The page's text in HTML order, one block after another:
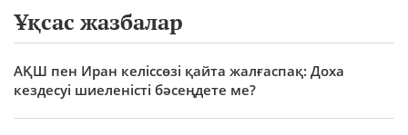
Ұқсас жазбалар
АҚШ пен Иран келіссөзі қайта жалғаспақ: Доха
кездесуі шиеленісті бәсеңдете ме?